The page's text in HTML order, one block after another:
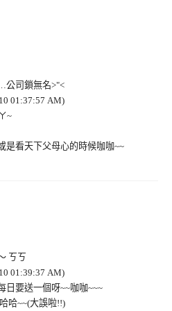
公司鎖無名>"<
01:37:57 AM)
~
是看天下父母心的時候咖咖~~
ㄎㄎ
01:39:37 AM)
日要送一個呀~~咖咖~~~
哈~~(大誤啦!!)